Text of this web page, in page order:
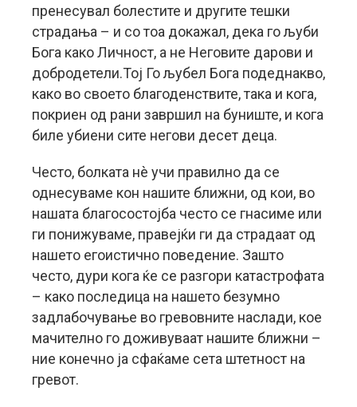
пренесувал болестите и другите тешки
страдања – и со тоа докажал, дека го љуби
Бога како Личност, а не Неговите дарови и
добродетели.Тој Го љубел Бога подеднакво,
како во своето благоденствите, така и кога,
покриен од рани завршил на буниште, и кога
биле убиени сите негови десет деца.
Често, болката нè учи правилно да се
однесуваме кон нашите ближни, од кои, во
нашата благосостојба често се гнасиме или
ги понижуваме, правејќи ги да страдаат од
нашето егоистично поведение. Зашто
често, дури кога ќе се разгори катастрофата
– како последица на нашето безумно
задлабочување во гревовните наслади, кое
мачително го доживуваат нашите ближни –
ние конечно ја сфаќаме сета штетност на
гревот.